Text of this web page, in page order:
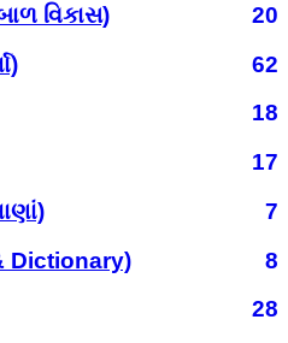
વિકાસ)
20
62
18
17
7
Dictionary)
8
28